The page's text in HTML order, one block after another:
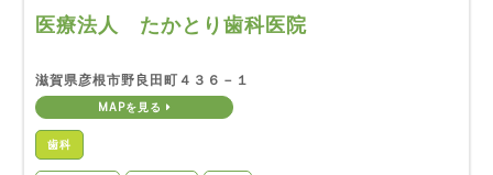
医療法人 たかとり歯科医院
滋賀県彦根市野良田町４３６－１
MAPを見る
歯科